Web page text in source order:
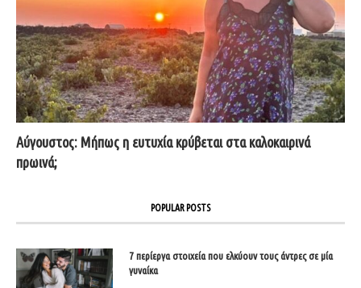
Αύγουστος: Μήπως η ευτυχία κρύβεται στα καλοκαιρινά
πρωινά;
POPULAR POSTS
7 περίεργα στοιχεία που ελκύουν τους άντρες σε μία
γυναίκα